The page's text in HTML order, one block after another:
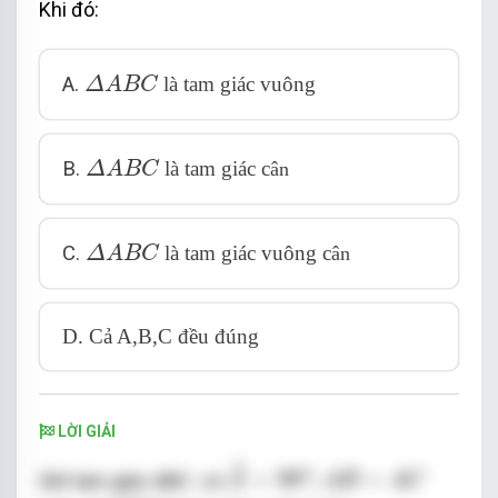
Khi đó:
A. ΔABC
Δ ABC là tam giác vuông
B. ΔABC
Δ ABC là tam giác cân
C. ΔABC
Δ ABC là tam giác vuông cân
D. Cả A,B,C đều đúng
LỜI GIẢI
Xét tam giác ABC có 90
A 90o B=A